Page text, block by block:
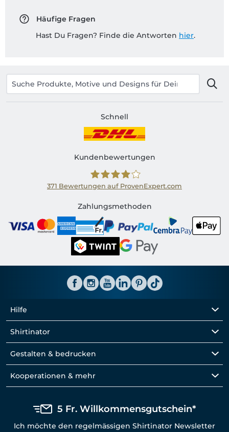
Häufige Fragen
Hast Du Fragen? Finde die Antworten hier.
Schnell
Kundenbewertungen
Shirtinator CH
371 Bewertungen auf ProvenExpert.com
Zahlungsmethoden
Hilfe
Shirtinator
Gestalten & bedrucken
Kooperationen & mehr
5 Fr. Willkommensgutschein*
Ich möchte den regelmässigen Shirtinator Newsletter